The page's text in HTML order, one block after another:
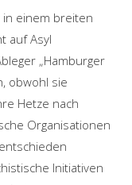
in einem breiten
auf Asyl
„Hamburger
obwohl sie
Hetze nach
Organisationen
Initiativen